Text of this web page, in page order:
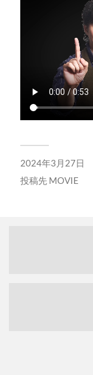
2024年3月27日
投稿先 MOVIE